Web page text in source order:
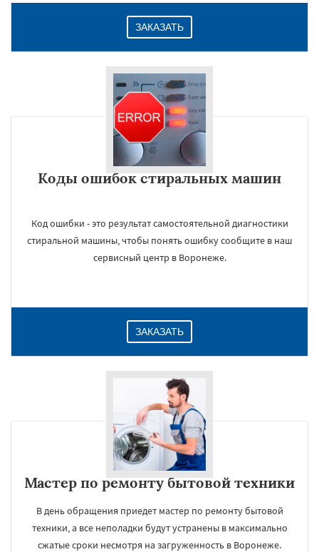
ЗАКАЗАТЬ
Коды ошибок стиральных машин
Код ошибки - это результат самостоятельной диагностики
стиральной машины, чтобы понять ошибку сообщите в наш
сервисный центр в Воронеже.
ЗАКАЗАТЬ
Мастер по ремонту бытовой техники
В день обращения приедет мастер по ремонту бытовой
техники, а все неполадки будут устранены в максимально
сжатые сроки несмотря на загруженность в Воронеже.